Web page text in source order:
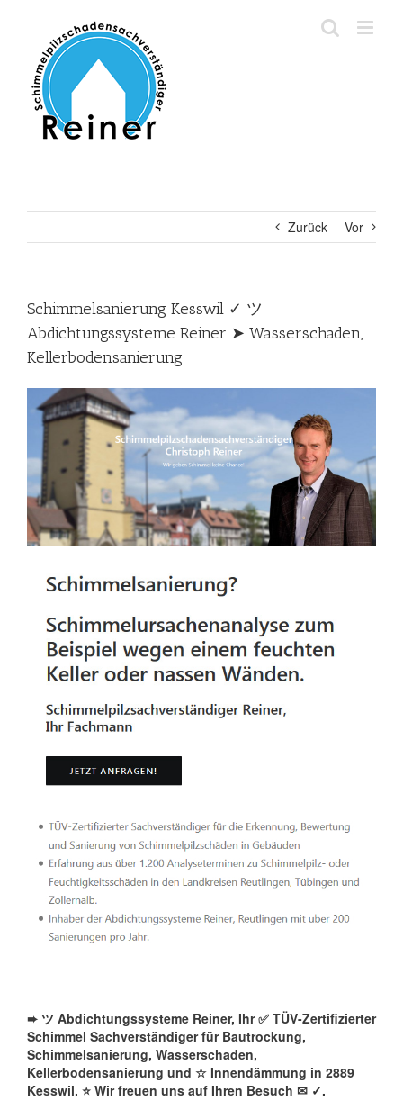
springen
Zurück Vor
Schimmelsanierung Kesswil ✓ ツ
Abdichtungssysteme Reiner ➤ Wasserschaden,
Kellerbodensanierung
➨ ツ Abdichtungssysteme Reiner, Ihr ✅ TÜV-Zertifizierter
Schimmel Sachverständiger für Bautrockung,
Schimmelsanierung, Wasserschaden,
Kellerbodensanierung und ☆ Innendämmung in 2889
Kesswil. ⭐ Wir freuen uns auf Ihren Besuch ✉ ✓️.